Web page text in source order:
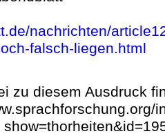
nachrichten/
falsch-liegen.html
zu diesem Ausdruck